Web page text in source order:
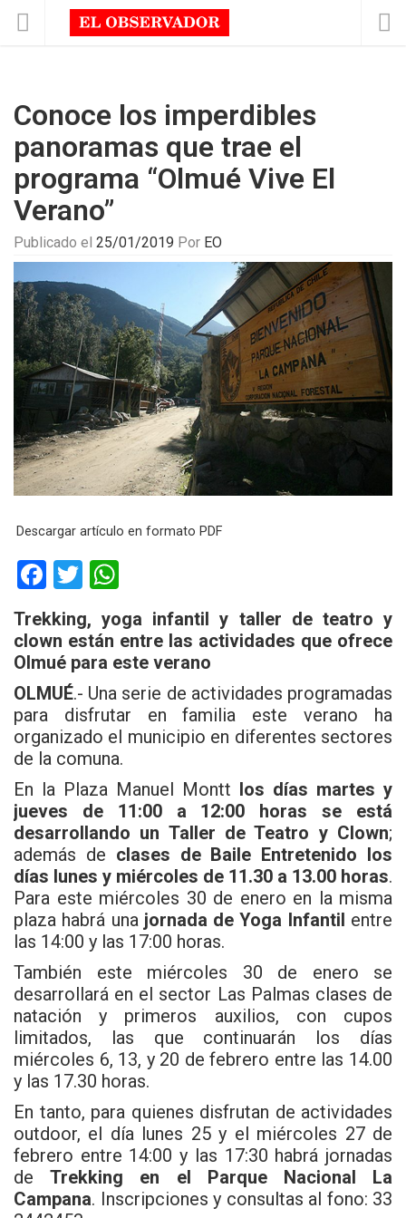
Conoce los imperdibles
panoramas que trae el
programa “Olmué Vive El
Verano”
Publicado el 25/01/2019 Por EO
Descargar artículo en formato PDF
F
a
ce
b
o
o
k
T
tt
er
at
s
A
p
p
Trekking, yoga infantil y taller de teatro y
clown están entre las actividades que ofrece
Olmué para este verano
OLMUÉ.- Una serie de actividades programadas
para disfrutar en familia este verano ha
organizado el municipio en diferentes sectores
de la comuna.
En la Plaza Manuel Montt los días martes y
jueves de 11:00 a 12:00 horas se está
desarrollando un Taller de Teatro y Clown;
además de clases de Baile Entretenido los
días lunes y miércoles de 11.30 a 13.00 horas.
Para este miércoles 30 de enero en la misma
plaza habrá una jornada de Yoga Infantil entre
las 14:00 y las 17:00 horas.
También este miércoles 30 de enero se
desarrollará en el sector Las Palmas clases de
natación y primeros auxilios, con cupos
limitados, las que continuarán los días
miércoles 6, 13, y 20 de febrero entre las 14.00
y las 17.30 horas.
En tanto, para quienes disfrutan de actividades
outdoor, el día lunes 25 y el miércoles 27 de
febrero entre 14:00 y las 17:30 habrá jornadas
deTrekking en el Parque Nacional La
Campana. Inscripciones y consultas al fono: 33